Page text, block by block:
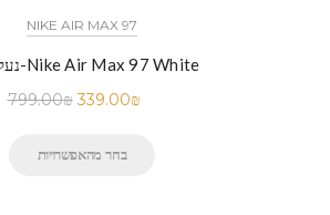
NIKE AIR MAX 97
נעלי נייק-Nike Air Max 97 White
799.00₪ 339.00₪
בחר מהאפשרויות